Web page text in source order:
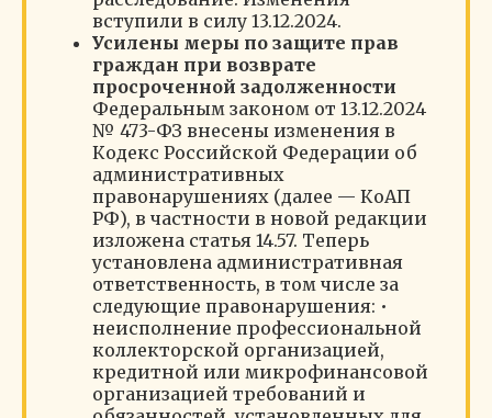
вступили в силу 13.12.2024.
Усилены меры по защите прав
граждан при возврате
просроченной задолженности
Федеральным законом от 13.12.2024
№ 473-ФЗ внесены изменения в
Кодекс Российской Федерации об
административных
правонарушениях (далее — КоАП
РФ), в частности в новой редакции
изложена статья 14.57. Теперь
установлена административная
ответственность, в том числе за
следующие правонарушения: •
неисполнение профессиональной
коллекторской организацией,
кредитной или микрофинансовой
организацией требований и